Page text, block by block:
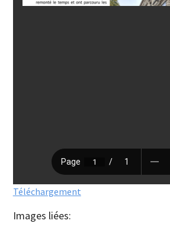
Téléchargement
Images liées: